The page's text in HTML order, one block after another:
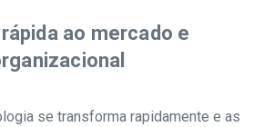
ao mercado e
se transforma rapidamente e as